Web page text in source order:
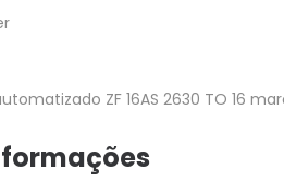
ZF 16AS 2630 TO 16